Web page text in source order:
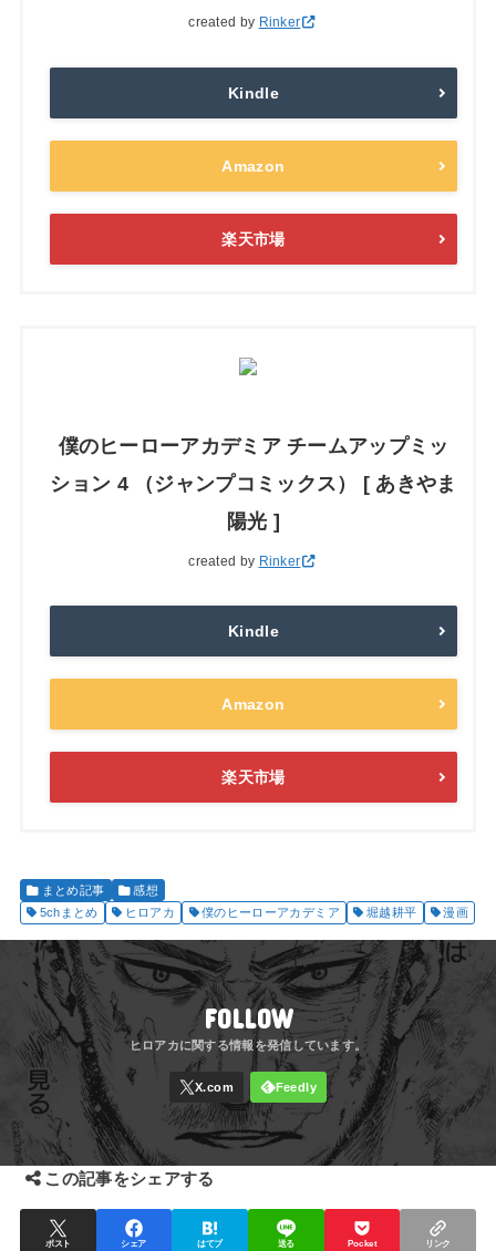
created by Rinker
Kindle
Amazon
楽天市場
僕のヒーローアカデミア チームアップミッ
ション 4 （ジャンプコミックス） [ あきやま
陽光 ]
created by Rinker
Kindle
Amazon
楽天市場
まとめ記事
感想
5chまとめ
ヒロアカ 僕のヒーローアカデミア 堀越耕平 漫画
FOLLOW
この記事をシェアする
ポスト シェア はてブ 送る Pocket リンク